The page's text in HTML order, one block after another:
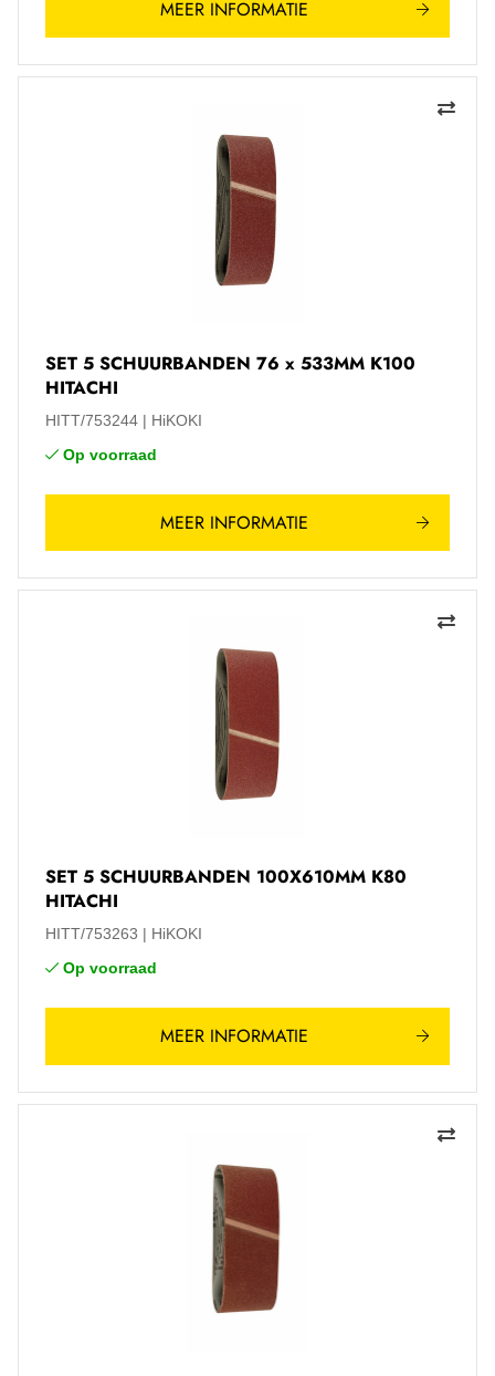
MEER INFORMATIE
SET 5 SCHUURBANDEN 76 x 533MM K100
HITACHI
HITT/753244
HiKOKI
Op voorraad
MEER INFORMATIE
SET 5 SCHUURBANDEN 100X610MM K80
HITACHI
HITT/753263
HiKOKI
Op voorraad
MEER INFORMATIE